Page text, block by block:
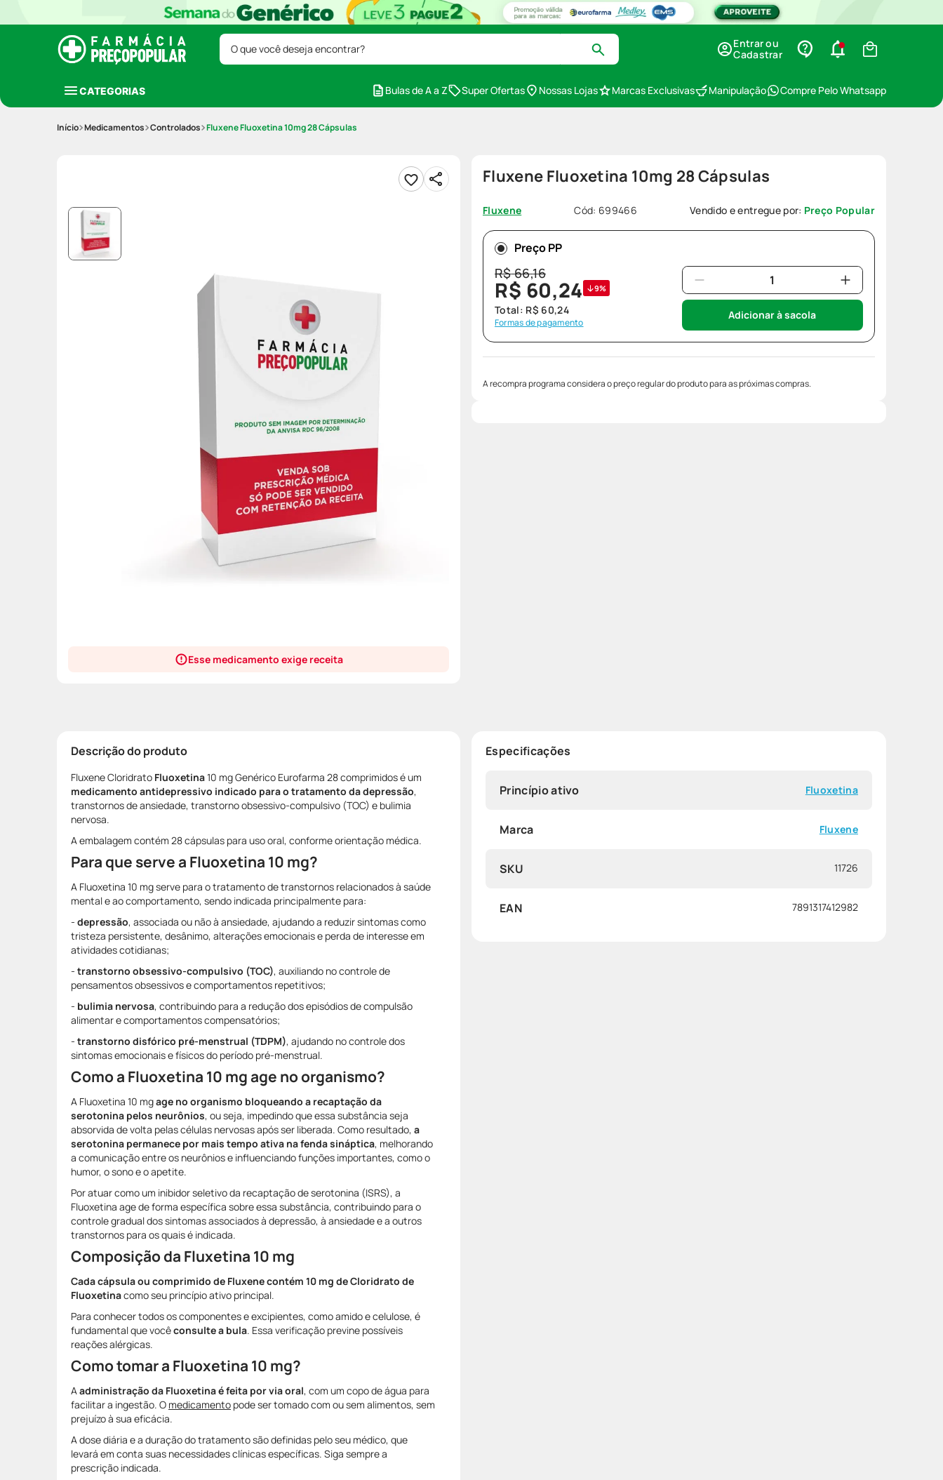
O que você deseja encontrar?
Entrar ou
Cadastrar
CATEGORIAS Bulas de A a Z Super Ofertas Nossas Lojas Marcas Exclusivas Manipulação Compre Pelo Whatsapp
Medicamentos Controlados Fluxene Fluoxetina 10mg 28 Cápsulas
Esse medicamento exige receita
Fluxene Fluoxetina 10mg 28 Cápsulas
Fluxene Cód: 699466 Vendido e entregue por: Preço Popular
Preço PP
R$66,16
R$ 60,24 9%
Total: R$ 60,24
Formas de pagamento
Adicionar à sacola
A recompra programa considera o preço regular do produto para as próximas compras.
Descrição do produto
Fluxene Cloridrato Fluoxetina10 mg Genérico Eurofarma 28 comprimidos é um
medicamento antidepressivo indicado para o tratamento da depressão,
transtornos de ansiedade, transtorno obsessivo-compulsivo (TOC) e bulimia
nervosa.
A embalagem contém 28 cápsulas para uso oral, conforme orientação médica.
Para que serve a Fluoxetina 10 mg?
A Fluoxetina 10 mg serve para o tratamento de transtornos relacionados à saúde
mental e ao comportamento, sendo indicada principalmente para:
- depressão, associada ou não à ansiedade, ajudando a reduzir sintomas como
tristeza persistente, desânimo, alterações emocionais e perda de interesse em
atividades cotidianas;
- transtorno obsessivo-compulsivo (TOC), auxiliando no controle de
pensamentos obsessivos e comportamentos repetitivos;
- bulimia nervosa, contribuindo para a redução dos episódios de compulsão
alimentar e comportamentos compensatórios;
- transtorno disfórico pré-menstrual (TDPM), ajudando no controle dos
sintomas emocionais e físicos do período pré-menstrual.
Como a Fluoxetina 10 mg age no organismo?
A Fluoxetina 10 mgage no organismo bloqueando a recaptação da
serotonina pelos neurônios, ou seja, impedindo que essa substância seja
absorvida de volta pelas células nervosas após ser liberada. Como resultado, a
serotonina permanece por mais tempo ativa na fenda sináptica, melhorando
a comunicação entre os neurônios e influenciando funções importantes, como o
humor, o sono e o apetite.
Por atuar como um inibidor seletivo da recaptação de serotonina (ISRS), a
Fluoxetina age de forma específica sobre essa substância, contribuindo para o
controle gradual dos sintomas associados à depressão, à ansiedade e a outros
transtornos para os quais é indicada.
Composição da Fluxetina 10 mg
Cada cápsula ou comprimido de Fluxene contém 10 mg de Cloridrato de
Fluoxetinacomo seu princípio ativo principal.
Para conhecer todos os componentes e excipientes, como amido e celulose, é
fundamental que vocêconsulte a bula. Essa verificação previne possíveis
reações alérgicas.
Como tomar a Fluoxetina 10 mg?
Aadministração da Fluoxetina é feita por via oral, com um copo de água para
facilitar a ingestão. O medicamento pode ser tomado com ou sem alimentos, sem
prejuízo à sua eficácia.
A dose diária e a duração do tratamento são definidas pelo seu médico, que
levará em conta suas necessidades clínicas específicas. Siga sempre a
prescrição indicada.
Especificações
Princípio ativo Fluoxetina
Marca Fluxene
SKU 11726
EAN 7891317412982